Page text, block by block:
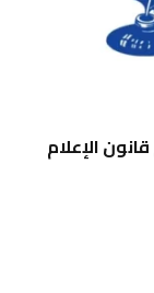
الإعلام